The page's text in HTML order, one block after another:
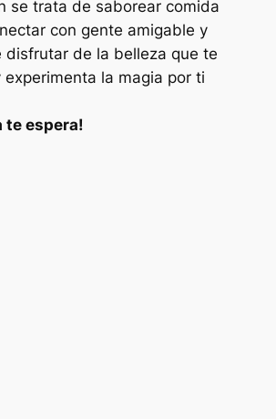
se trata de saborear comida
con gente amigable y
disfrutar de la belleza que te
experimenta la magia por ti
te espera!